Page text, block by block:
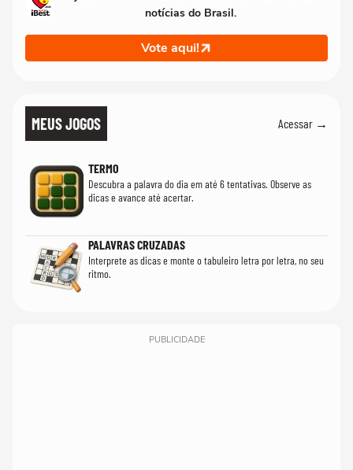
notícias do Brasil.
Vote aqui!
MEUS JOGOS Acessar →
TERMO
Descubra a palavra do dia em até 6 tentativas. Observe as
dicas e avance até acertar.
PALAVRAS CRUZADAS
Interprete as dicas e monte o tabuleiro letra por letra, no seu
ritmo.
PUBLICIDADE